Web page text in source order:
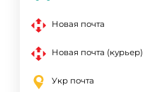
Новая почта
Новая почта (курьер)
Укр почта